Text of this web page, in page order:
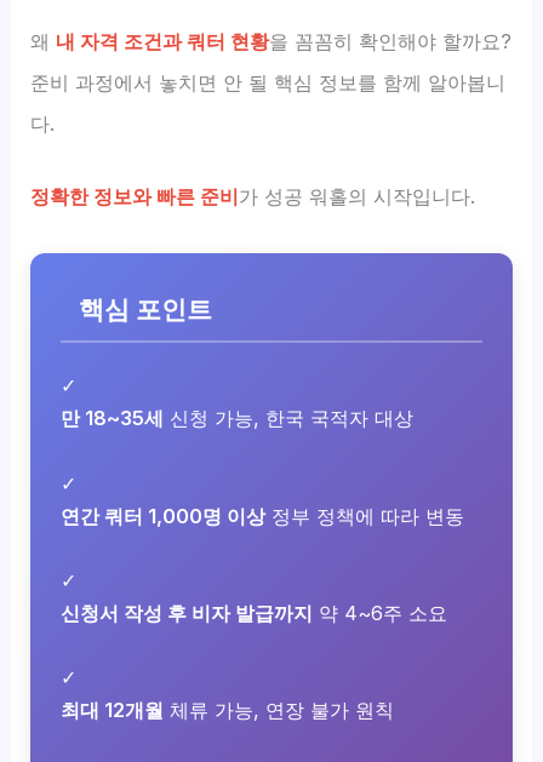
왜 내 자격 조건과 쿼터 현황을 꼼꼼히 확인해야 할까요?
준비 과정에서 놓치면 안 될 핵심 정보를 함께 알아봅니
다.
정확한 정보와 빠른 준비가 성공 워홀의 시작입니다.
핵심 포인트
✓
만 18~35세 신청 가능, 한국 국적자 대상
✓
연간 쿼터 1,000명 이상정부 정책에 따라 변동
✓
신청서 작성 후 비자 발급까지 약 4~6주 소요
✓
최대 12개월 체류 가능, 연장 불가 원칙